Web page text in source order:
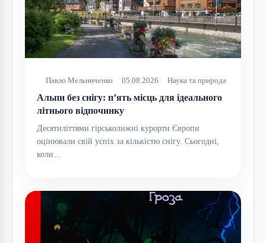
Павло Мельниченко 05.08.2026 Наука та природа
Альпи без снігу: п’ять місць для ідеального
літнього відпочинку
Десятиліттями гірськолижні курорти Європи
оцінювали свій успіх за кількістю снігу. Сьогодні,
коли…